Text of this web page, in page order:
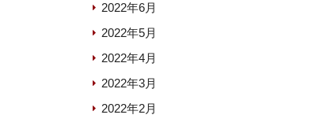
2022年6月
2022年5月
2022年4月
2022年3月
2022年2月